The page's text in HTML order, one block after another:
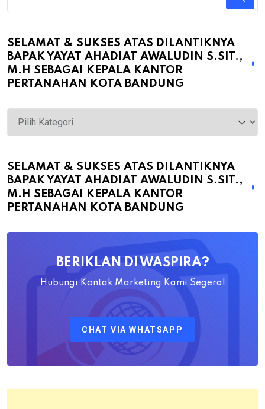
SELAMAT & SUKSES ATAS DILANTIKNYA
BAPAK YAYAT AHADIAT AWALUDIN S.SIT.,
M.H SEBAGAI KEPALA KANTOR
PERTANAHAN KOTA BANDUNG
Selamat
&
atas
Dilantiknya
Bapak
Ahadiat
Pertanahan
Kota
SELAMAT & SUKSES ATAS DILANTIKNYA
BAPAK YAYAT AHADIAT AWALUDIN S.SIT.,
M.H SEBAGAI KEPALA KANTOR
PERTANAHAN KOTA BANDUNG
BERIKLAN DI WASPIRA?
Hubungi Kontak Marketing Kami Segera!
CHAT VIA WHATSAPP